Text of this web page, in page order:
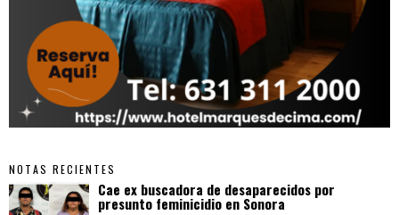
NOTAS RECIENTES
Cae ex buscadora de desaparecidos por
presunto feminicidio en Sonora